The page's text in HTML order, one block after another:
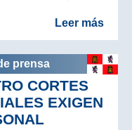
Leer más
prensa
CORTES
EXIGEN